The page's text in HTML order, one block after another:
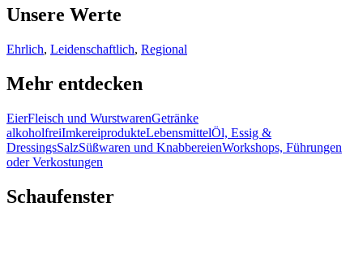
Unsere Werte
Ehrlich, Leidenschaftlich, Regional
Mehr entdecken
EierFleisch und WurstwarenGetränke
alkoholfreiImkereiprodukteLebensmittelÖl, Essig &
DressingsSalzSüßwaren und KnabbereienWorkshops, Führungen
oder Verkostungen
Schaufenster